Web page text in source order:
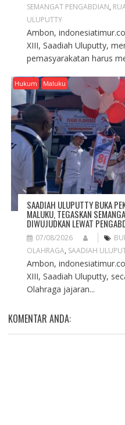
SEMANGAT PENGABDIAN,
ULUPUTTY
Ambon,
XIII, Saadiah Uluputty,
pemasyarakatan harus
Hukum Maluku
SAADIAH ULUPUTTY BUKA
MALUKU, TEGASKAN
DIWUJUDKAN LEWAT
07/08/2026
OLAHRAGA, SAADIAH
Ambon,
XIII, Saadiah Uluputty,
Olahraga jajaran...
KOMENTAR ANDA: